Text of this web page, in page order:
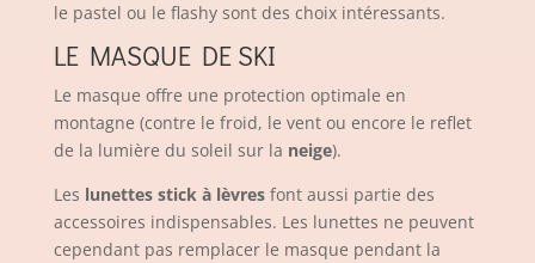
le pastel ou le flashy sont des choix intéressants.
LE MASQUE DE SKI
Le masque offre une protection optimale en
montagne (contre le froid, le vent ou encore le reflet
de la lumière du soleil sur la neige).
Les lunettes stick à lèvresfont aussi partie des
accessoires indispensables. Les lunettes ne peuvent
cependant pas remplacer le masque pendant la